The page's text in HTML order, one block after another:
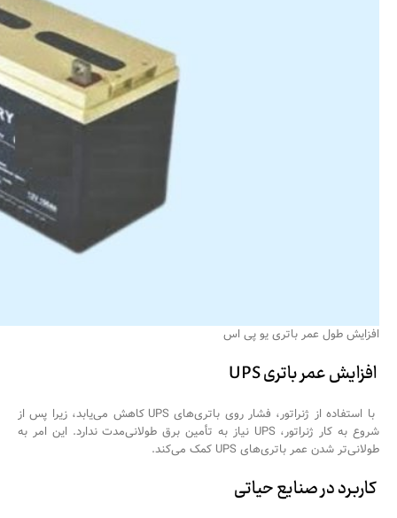
افزایش طول عمر باتری یو پی اس
افزایش عمر باتری UPS
با استفاده از ژنراتور، فشار روی باتری‌های UPS کاهش می‌یابد، زیرا پس از
شروع به کار ژنراتور، UPS نیاز به تأمین برق طولانی‌مدت ندارد. این امر به
طولانی‌تر شدن عمر باتری‌های UPS کمک می‌کند.
کاربرد در صنایع حیاتی